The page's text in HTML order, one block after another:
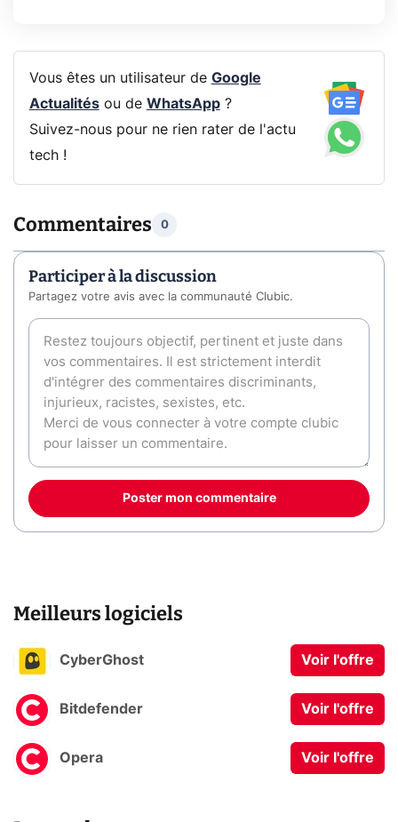
Vous êtes un utilisateur de Google
Actualitésou de WhatsApp?
Suivez-nous pour ne rien rater de l'actu
tech !
Commentaires 0
Participer à la discussion
Partagez votre avis avec la communauté Clubic.
Poster mon commentaire
Meilleurs logiciels
CyberGhost Voir l'offre
Bitdefender Voir l'offre
Opera Voir l'offre